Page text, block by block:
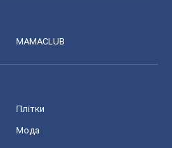
MAMACLUB
Плітки
Мода